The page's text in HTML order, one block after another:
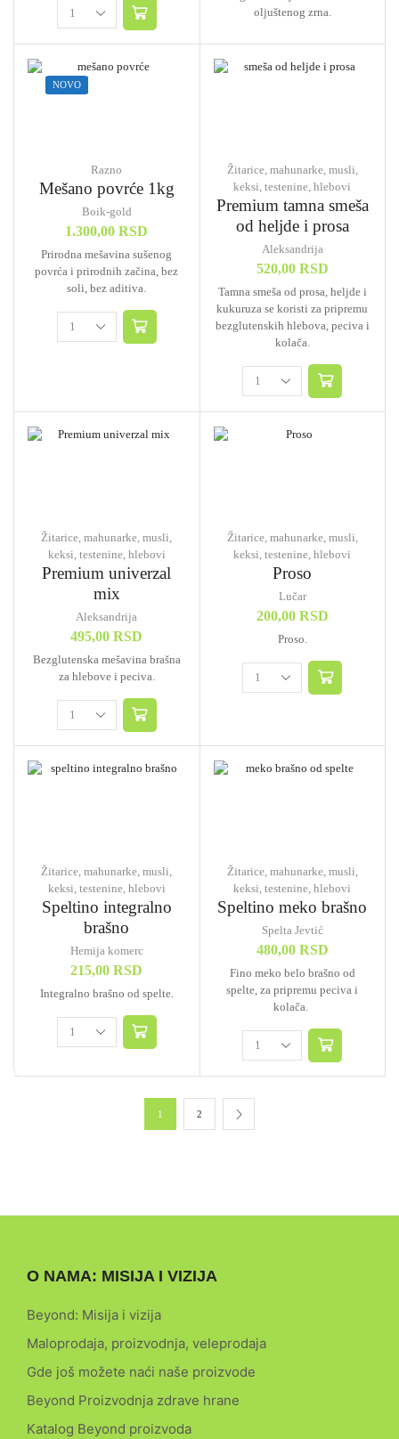
oljuštenog zrna.
NOVO
Razno
Mešano povrće 1kg
Boik-gold
1.300,00RSD
Prirodna mešavina sušenog
povrća i prirodnih začina, bez
soli, bez aditiva.
Žitarice, mahunarke, musli,
keksi, testenine, hlebovi
Premium tamna smeša
od heljde i prosa
Aleksandrija
520,00 RSD
Tamna smeša od prosa, heljde i
kukuruza se koristi za pripremu
bezglutenskih hlebova, peciva i
kolača.
Žitarice, mahunarke, musli,
keksi, testenine, hlebovi
Premium univerzal
mix
Aleksandrija
495,00RSD
Bezglutenska mešavina brašna
za hlebove i peciva.
Žitarice, mahunarke, musli,
keksi, testenine, hlebovi
Proso
Lučar
200,00 RSD
Proso.
Žitarice, mahunarke, musli,
keksi, testenine, hlebovi
Speltino integralno
brašno
Hemija komerc
215,00RSD
Integralno brašno od spelte.
Žitarice, mahunarke, musli,
keksi, testenine, hlebovi
Speltino meko brašno
Spelta Jevtić
480,00 RSD
Fino meko belo brašno od
spelte, za pripremu peciva i
kolača.
1 2
O NAMA: MISIJA I VIZIJA
Beyond: Misija i vizija
Maloprodaja, proizvodnja, veleprodaja
Gde još možete naći naše proizvode
Beyond Proizvodnja zdrave hrane
Katalog Beyond proizvoda